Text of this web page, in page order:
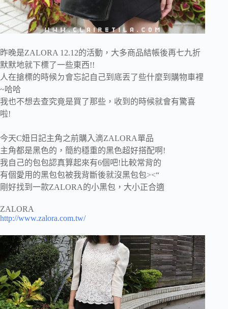
昨晚是ZALORA 12.12的活動，大多商品結帳後再七九折
默默地就下標了一些東西!!
人在搶標的時候ㄉ會忘記自己到底丟了些什麼到購物車裡
~哈哈
我也不想去查究竟是買了那些，收到的時候就會有驚喜
啦!
今天C妞日記主角之前購入滴ZALORA單品
主角都是黑色的，簡約穩重的黑色超好搭配啊!
我自己的包包認真算起來有6個吧!比較常背的
有個愛用的黑包包被我背斷後就沒黑包包><“
剛好找到一款ZALORA的小黑包，大小正合適
ZALORA
http://www.zalora.com.tw/